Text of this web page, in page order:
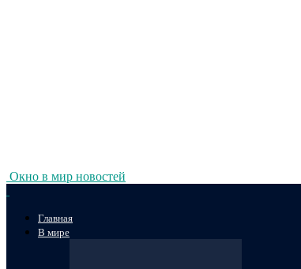
Окно в мир новостей
Главная
В мире